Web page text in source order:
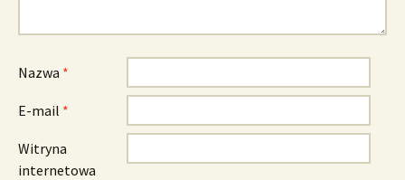
Nazwa *
E-mail *
Witryna
internetowa